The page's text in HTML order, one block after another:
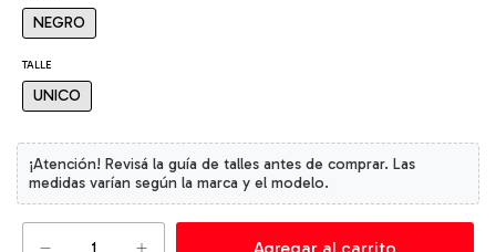
NEGRO
TALLE
UNICO